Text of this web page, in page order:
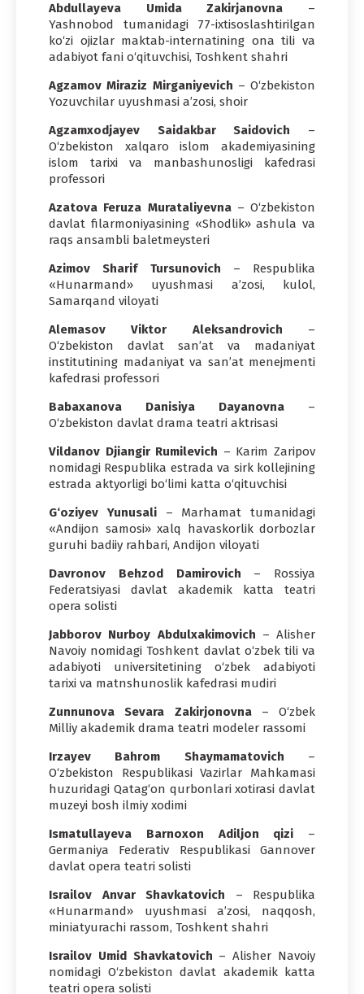
Abdullayeva Umida Zakirjanovna –
Yashnobod tumanidagi 77-ixtisoslashtirilgan
ko‘zi ojizlar maktab-internatining ona tili va
adabiyot fani o‘qituvchisi, Toshkent shahri
Agzamov Miraziz Mirganiyevich – O‘zbekiston
Yozuvchilar uyushmasi a’zosi, shoir
Agzamxodjayev Saidakbar Saidovich –
O‘zbekiston xalqaro islom akademiyasining
islom tarixi va manbashunosligi kafedrasi
professori
Azatova Feruza Murataliyevna– O‘zbekiston
davlat filarmoniyasining «Shodlik» ashula va
raqs ansambli baletmeysteri
Azimov Sharif Tursunovich – Respublika
«Hunarmand» uyushmasi a’zosi, kulol,
Samarqand viloyati
Alemasov Viktor Aleksandrovich –
O‘zbekiston davlat san’at va madaniyat
institutining madaniyat va san’at menejmenti
kafedrasi professori
Babaxanova Danisiya Dayanovna –
O‘zbekiston davlat drama teatri aktrisasi
Vildanov Djiangir Rumilevich – Karim Zaripov
nomidagi Respublika estrada va sirk kollejining
estrada aktyorligi bo‘limi katta o‘qituvchisi
G‘oziyev Yunusali– Marhamat tumanidagi
«Andijon samosi» xalq havaskorlik dorbozlar
guruhi badiiy rahbari, Andijon viloyati
Davronov Behzod Damirovich – Rossiya
Federatsiyasi davlat akademik katta teatri
opera solisti
Jabborov Nurboy Abdulxakimovich – Alisher
Navoiy nomidagi Toshkent davlat o‘zbek tili va
adabiyoti universitetining o‘zbek adabiyoti
tarixi va matnshunoslik kafedrasi mudiri
Zunnunova Sevara Zakirjonovna– O‘zbek
Milliy akademik drama teatri modeler rassomi
Irzayev Bahrom Shaymamatovich –
O‘zbekiston Respublikasi Vazirlar Mahkamasi
huzuridagi Qatag‘on qurbonlari xotirasi davlat
muzeyi bosh ilmiy xodimi
Ismatullayeva Barnoxon Adiljon qizi –
Germaniya Federativ Respublikasi Gannover
davlat opera teatri solisti
Israilov Anvar Shavkatovich – Respublika
«Hunarmand» uyushmasi a’zosi, naqqosh,
miniatyurachi rassom, Toshkent shahri
Israilov Umid Shavkatovich – Alisher Navoiy
nomidagi O‘zbekiston davlat akademik katta
teatri opera solisti